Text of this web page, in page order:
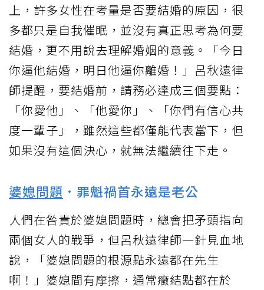
上，許多女性在考量是否要結婚的原因，很
多都只是自我催眠，並沒有真正思考為何要
結婚，更不用說去理解婚姻的意義。「今日
你逼他結婚，明日他逼你離婚！」呂秋遠律
師提醒，要結婚前，請務必達成三個要點：
「你愛他」、「他愛你」、「你們有信心共
度一輩子」，雖然這些都僅能代表當下，但
如果沒有這個決心，就無法繼續往下走。
婆媳問題 ．罪魁禍首永遠是老公
人們在咎責於婆媳問題時，總會把矛頭指向
兩個女人的戰爭，但呂秋遠律師一針見血地
說，「婆媳問題的根源點永遠都在先生
啊！」婆媳間有摩擦，通常癥結點都在於